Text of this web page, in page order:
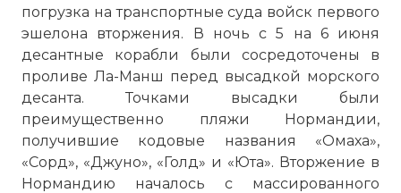
погрузка на транспортные суда войск первого
эшелона вторжения. В ночь с 5 на 6 июня
десантные корабли были сосредоточены в
проливе Ла-Манш перед высадкой морского
десанта. Точками высадки были
преимущественно пляжи Нормандии,
получившие кодовые названия «Омаха»,
«Сорд», «Джуно», «Голд» и «Юта». Вторжение в
Нормандию началось с массированного